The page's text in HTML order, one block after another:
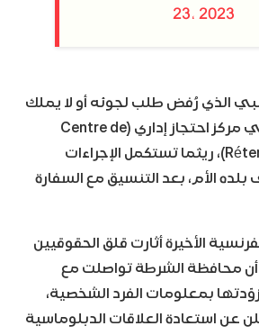
23, 2023
الذي رُفض طلب لجوئه أو لا يملك
أوراق إقامة صالحة في مركز احتجاز إداري (Centre de
Rétention Administratif)، ريثما تستكمل الإجراءات
بلده الأم، بعد التنسيق مع السفارة
الأخيرة أثارت قلق الحقوقيين
أن محافظة الشرطة تواصلت مع
بمعلومات الفرد الشخصية،
عن استعادة العلاقات الدبلوماسية